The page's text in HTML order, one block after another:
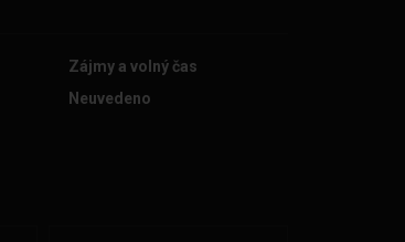
Zájmy a volný čas
Neuvedeno